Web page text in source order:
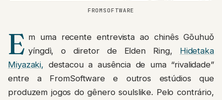
FROMSOFTWARE
E m uma recente entrevista ao chinês Gōuhuǒ
yíngdì, o diretor de Elden Ring, Hidetaka
Miyazaki, destacou a ausência de uma “rivalidade”
entre a FromSoftware e outros estúdios que
produzem jogos do gênero soulslike. Pelo contrário,